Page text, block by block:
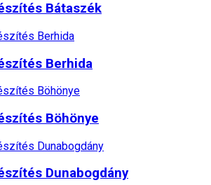
Bátaszék
Berhida
Böhönye
Dunabogdány